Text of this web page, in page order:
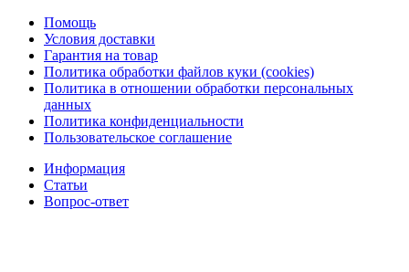
Помощь
Условия доставки
Гарантия на товар
Политика обработки файлов куки (cookies)
Политика в отношении обработки персональных
данных
Политика конфиденциальности
Пользовательское соглашение
Информация
Статьи
Вопрос-ответ